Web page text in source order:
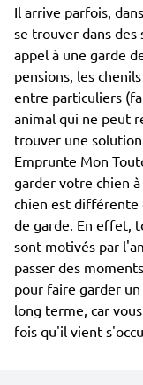
Il arrive parfois,
se trouver dans
appel à une garde
pensions, les
entre particuliers
animal qui ne peut
trouver une
Emprunte Mon
garder votre chien
chien est différente
de garde. En effet,
sont motivés par
passer des
pour faire garder
long terme, car
fois qu'il vient